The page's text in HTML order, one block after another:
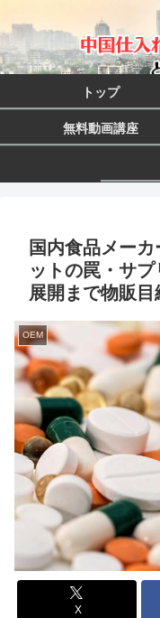
トップ
無料動画講座
国内食品メー
ットの罠・サ
展開まで物販
OEM
X